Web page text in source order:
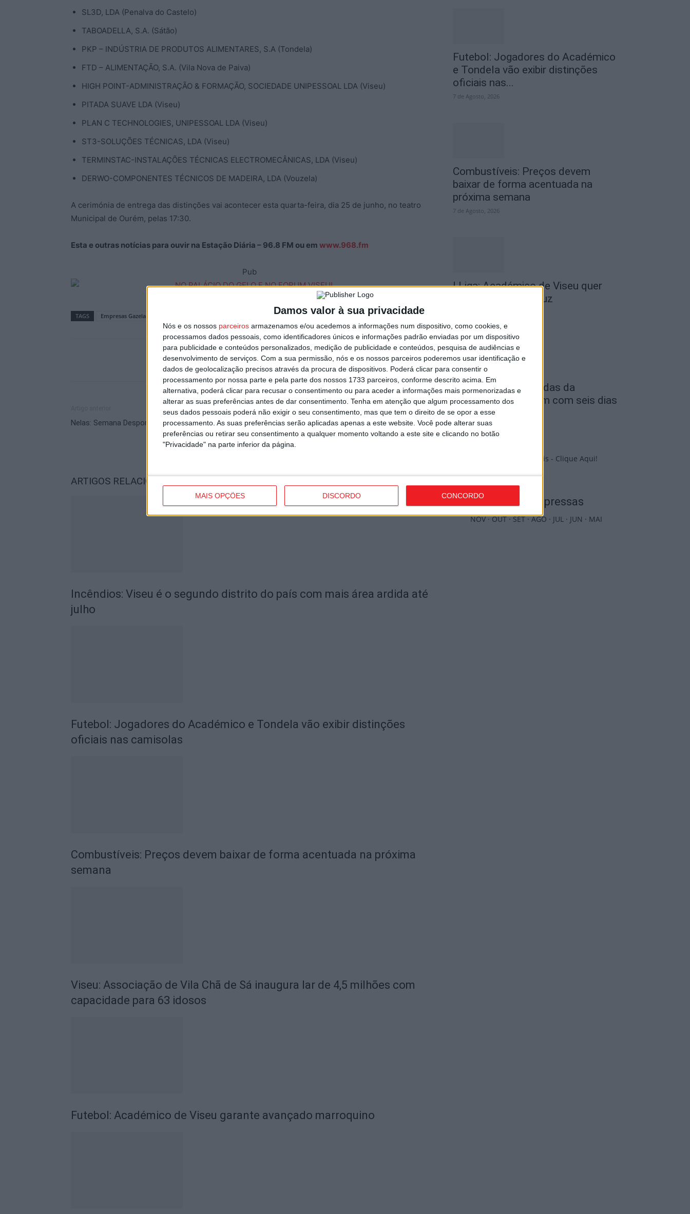
Damos valor à sua privacidade
Nós e os nossos parceiros armazenamos e/ou acedemos a informações num dispositivo, como cookies, e
processamos dados pessoais, como identificadores únicos e informações padrão enviadas por um dispositivo
para publicidade e conteúdos personalizados, medição de publicidade e conteúdos, pesquisa de audiências e
desenvolvimento de serviços. Com a sua permissão, nós e os nossos parceiros poderemos usar identificação e
dados de geolocalização precisos através da procura de dispositivos. Poderá clicar para consentir o
processamento por nossa parte e pela parte dos nossos 1733 parceiros, conforme descrito acima. Em
alternativa, poderá clicar para recusar o consentimento ou para aceder a informações mais pormenorizadas e
alterar as suas preferências antes de dar consentimento. Tenha em atenção que algum processamento dos
seus dados pessoais poderá não exigir o seu consentimento, mas que tem o direito de se opor a esse
processamento. As suas preferências serão aplicadas apenas a este website. Você pode alterar suas
preferências ou retirar seu consentimento a qualquer momento voltando a este site e clicando no botão
"Privacidade" na parte inferior da página.
MAIS OPÇÕES DISCORDO CONCORDO
SL3D, LDA (Penalva do Castelo)
TABOADELLA, S.A. (Sátão)
PKP – INDÚSTRIA DE PRODUTOS ALIMENTARES, S.A (Tondela)
FTD – ALIMENTAÇÃO, S.A. (Vila Nova de Paiva)
HIGH POINT-ADMINISTRAÇÃO & FORMAÇÃO, SOCIEDADE UNIPESSOAL LDA (Viseu)
PITADA SUAVE LDA (Viseu)
PLAN C TECHNOLOGIES, UNIPESSOAL LDA (Viseu)
ST3-SOLUÇÕES TÉCNICAS, LDA (Viseu)
TERMINSTAC-INSTALAÇÕES TÉCNICAS ELECTROMECÂNICAS, LDA (Viseu)
DERWO-COMPONENTES TÉCNICOS DE MADEIRA, LDA (Vouzela)
A cerimónia de entrega das distinções vai acontecer esta quarta-feira, dia 25 de junho, no teatro
Municipal de Ourém, pelas 17:30.
Esta e outras notícias para ouvir na Estação Diária – 96.8 FM ou em www.968.fm
Pub
TAGS Empresas Gazela
Nelas: Semana Desportiva a decorrer até sábado
Próximo artigo
Autárquicas 2025: PSD e IL coligados em Santa
Comba Dão
ARTIGOS RELACIONADOS
Incêndios: Viseu é o segundo distrito do país com mais área ardida até
julho
Futebol: Jogadores do Académico e Tondela vão exibir distinções
oficiais nas camisolas
Combustíveis: Preços devem baixar de forma acentuada na próxima
semana
Viseu: Associação de Vila Chã de Sá inaugura lar de 4,5 milhões com
capacidade para 63 idosos
Futebol: Académico de Viseu garante avançado marroquino
Futebol: Jogadores do Académico
e Tondela vão exibir distinções
oficiais nas...
7 de Agosto, 2026
Combustíveis: Preços devem
baixar de forma acentuada na
próxima semana
7 de Agosto, 2026
I Liga: Académico de Viseu quer
travar Benfica na Luz
Castro Daire: Jornadas da
Juventude arrancam com seis dias
de atividades...
7 de Agosto, 2026
Edições Impressas
NOV·OUT·SET·AGO · JUL· JUN · MAI